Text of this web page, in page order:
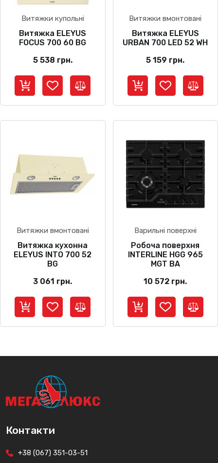
Витяжки купольні
Витяжка ELEYUS
FOCUS 700 60 BG
5 538 грн.
Витяжки вмонтовані
Витяжка ELEYUS
URBAN 700 LED 52 WH
5 159 грн.
Витяжки вмонтовані
Витяжка кухонна
ELEYUS INTO 700 52
BG
3 061 грн.
Варильні поверхні
Робоча поверхня
INTERLINE HGG 965
MGT BA
10 572 грн.
Контакти
+38 (067) 351-03-51